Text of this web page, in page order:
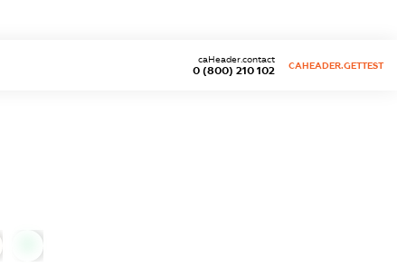
0 (800) 210 102
caHeader.contact
CAHEADER.GETTEST